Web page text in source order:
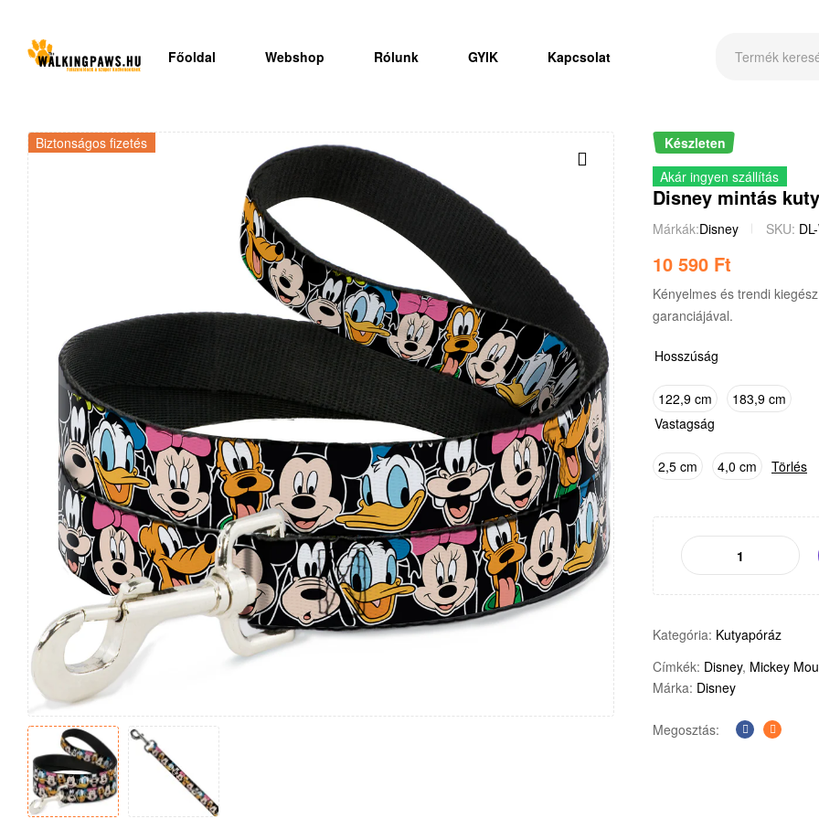
Főoldal Webshop Rólunk GYIK Kapcsolat
Biztonságos fizetés Készleten
Akár ingyen szállítás
Disney mintás
Márkák:Disney SKU:
10 590 Ft
Kényelmes és trendi
garanciájával.
Hosszúság
122,9 cm
183,9 cm
Vastagság
2,5 cm 4,0 cm Törlés
Kategória: Kutyapóráz
Címkék: Disney, Mickey
Márka: Disney
Megosztás:
Facebook
E-